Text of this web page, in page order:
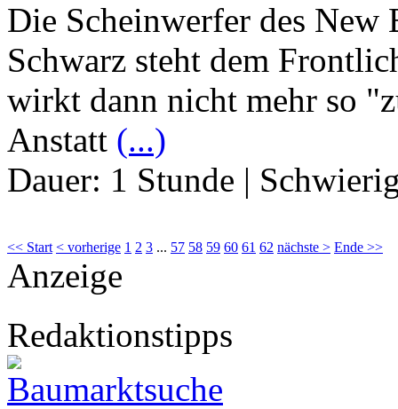
Die Scheinwerfer des
Schwarz steht dem
wirkt dann nicht mehr so
Anstatt (...)
Dauer: 1 Stunde |
<< Start < vorherige 1 2 3 ... 57 58 59 60 61 62 nächste > Ende >>
Anzeige
Redaktionstipps